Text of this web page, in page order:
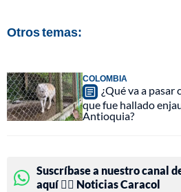
Otros temas:
COLOMBIA
¿Qué va a
que fue hallado
Antioquia?
Suscríbase a nuestro canal
aquí 👉🏻 Noticias Caracol